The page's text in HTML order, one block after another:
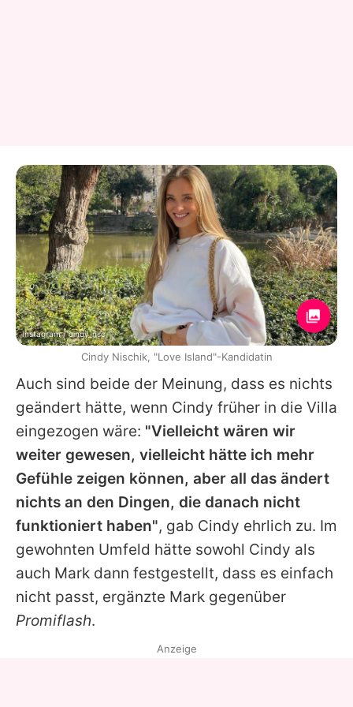
Auch sind beide der Meinung, dass es nichts
geändert hätte, wenn Cindy früher in die Villa
eingezogen wäre: "Vielleicht wären wir
weiter gewesen, vielleicht hätte ich mehr
Gefühle zeigen können, aber all das ändert
nichts an den Dingen, die danach nicht
funktioniert haben", gab Cindy ehrlich zu. Im
gewohnten Umfeld hätte sowohl Cindy als
auch Mark dann festgestellt, dass es einfach
nicht passt, ergänzte Mark gegenüber
Promiflash.
Instagram / cindy_nsc
Cindy Nischik, "Love Island"-Kandidatin
Anzeige